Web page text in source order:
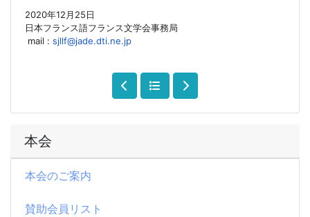
本会
本会のご案内
賛助会員リスト
2020年12月25日
日本フランス語フランス文学会事務局
mail : sjllf@jade.dti.ne.jp